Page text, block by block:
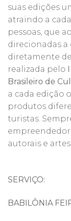
suas edições
atraindo a
pessoas, que
direcionadas
diretamente
realizada pelo
Brasileiro de
a cada edição
produtos
turistas.
autorais e
SERVIÇO:
BABILÔNIA